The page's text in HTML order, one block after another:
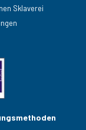
Sklaverei